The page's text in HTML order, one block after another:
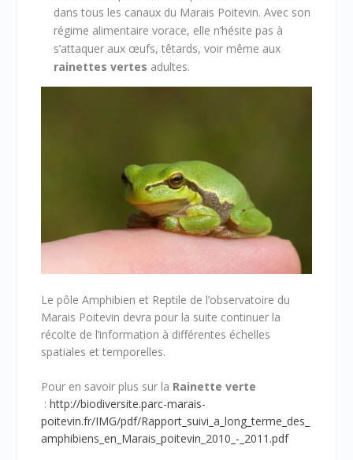
dans tous les canaux du Marais Poitevin. Avec son
régime alimentaire vorace, elle n’hésite pas à
s’attaquer aux œufs, têtards, voir même aux
rainettes vertes adultes.
Le pôle Amphibien et Reptile de l’observatoire du
Marais Poitevin devra pour la suite continuer la
récolte de l’information à différentes échelles
spatiales et temporelles.
Pour en savoir plus sur la Rainette verte
:http://biodiversite.parc-marais-
poitevin.fr/IMG/pdf/Rapport_suivi_a_long_terme_des_
amphibiens_en_Marais_poitevin_2010_-_2011.pdf